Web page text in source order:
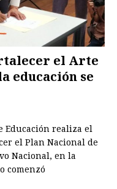
el Arte
educación se
Educación realiza el
el Plan Nacional de
Nacional, en la
comenzó